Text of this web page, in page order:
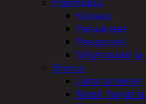
Kuivaus
Pesuaineet
Pesupussit
Silitysraudat
Siivous
Liinat ja sienet
Mopit, harjat